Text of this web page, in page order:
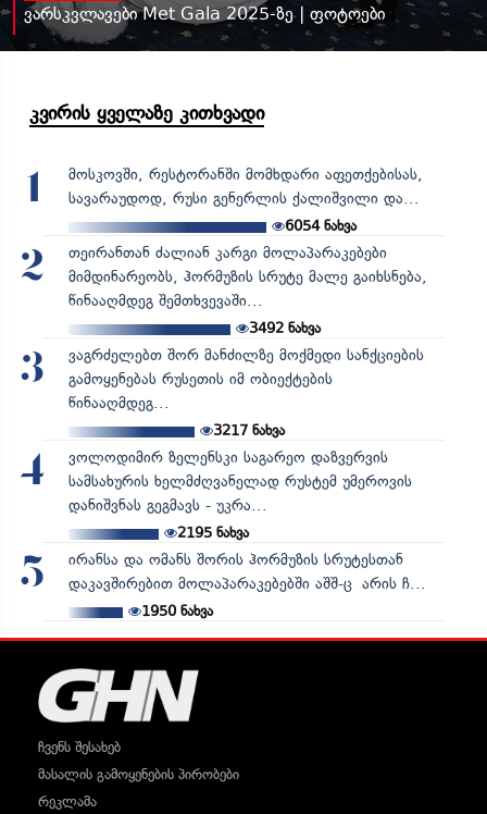
ვარსკვლავები Met Gala 2025-ზე | ფოტოები
კვირის ყველაზე კითხვადი
1
მოსკოვში, რესტორანში მომხდარი აფეთქებისას,
სავარაუდოდ, რუსი გენერლის ქალიშვილი და...
6054ნახვა
2
თეირანთან ძალიან კარგი მოლაპარაკებები
მიმდინარეობს, ჰორმუზის სრუტე მალე გაიხსნება,
წინააღმდეგ შემთხვევაში...
3492ნახვა
3
ვაგრძელებთ შორ მანძილზე მოქმედი სანქციების
გამოყენებას რუსეთის იმ ობიექტების
წინააღმდეგ...
3217ნახვა
4
ვოლოდიმირ ზელენსკი საგარეო დაზვერვის
სამსახურის ხელმძღვანელად რუსტემ უმეროვის
დანიშვნას გეგმავს - უკრა...
2195ნახვა
5
ირანსა და ომანს შორის ჰორმუზის სრუტესთან
დაკავშირებით მოლაპარაკებებში აშშ-ც არის ჩ...
1950ნახვა
ჩვენს შესახებ
მასალის გამოყენების პირობები
რეკლამა